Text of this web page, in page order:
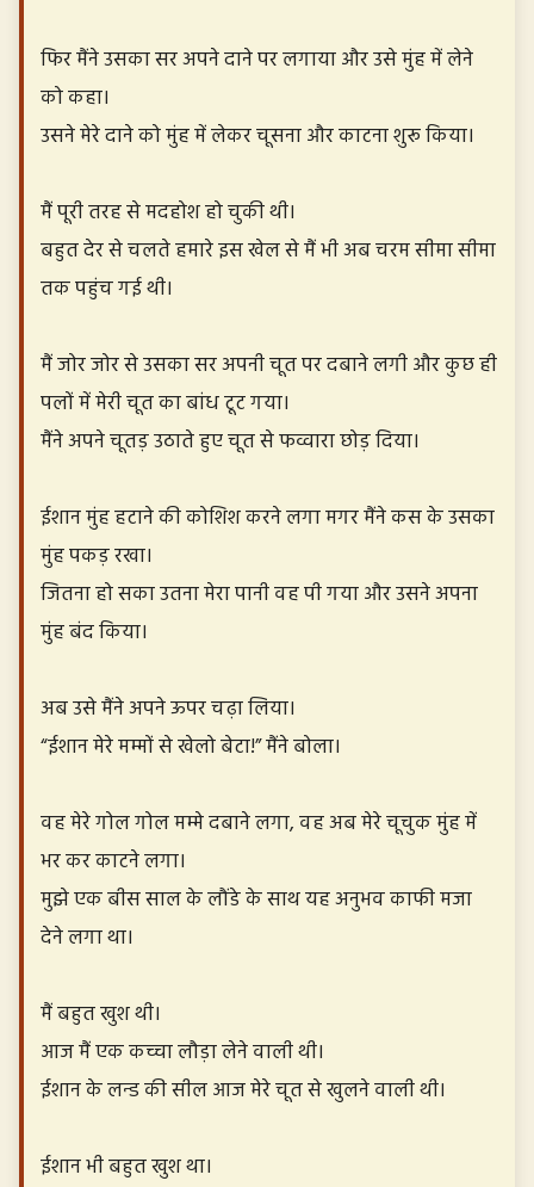
फिर मैंने उसका सर अपने दाने पर लगाया और उसे मुंह में लेने
को कहा।
उसने मेरे दाने को मुंह में लेकर चूसना और काटना शुरू किया।
मैं पूरी तरह से मदहोश हो चुकी थी।
बहुत देर से चलते हमारे इस खेल से मैं भी अब चरम सीमा सीमा
तक पहुंच गई थी।
मैं जोर जोर से उसका सर अपनी चूत पर दबाने लगी और कुछ ही
पलों में मेरी चूत का बांध टूट गया।
मैंने अपने चूतड़ उठाते हुए चूत से फव्वारा छोड़ दिया।
ईशान मुंह हटाने की कोशिश करने लगा मगर मैंने कस के उसका
मुंह पकड़ रखा।
जितना हो सका उतना मेरा पानी वह पी गया और उसने अपना
मुंह बंद किया।
अब उसे मैंने अपने ऊपर चढ़ा लिया।
“ईशान मेरे मम्मों से खेलो बेटा!” मैंने बोला।
वह मेरे गोल गोल मम्मे दबाने लगा, वह अब मेरे चूचुक मुंह में
भर कर काटने लगा।
मुझे एक बीस साल के लौंडे के साथ यह अनुभव काफी मजा
देने लगा था।
मैं बहुत खुश थी।
आज मैं एक कच्चा लौड़ा लेने वाली थी।
ईशान के लन्ड की सील आज मेरे चूत से खुलने वाली थी।
ईशान भी बहुत खुश था।